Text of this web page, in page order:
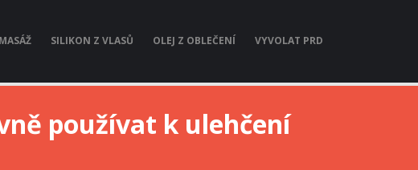
SILIKON Z VLASŮ OLEJ Z OBLEČENÍ VYVOLAT PRD
používat k ulehčení